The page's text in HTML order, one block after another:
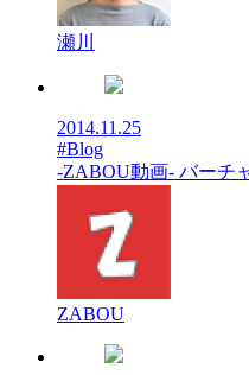
瀬川
2014.11.25
#Blog
-ZABOU動画- バーチ
ZABOU